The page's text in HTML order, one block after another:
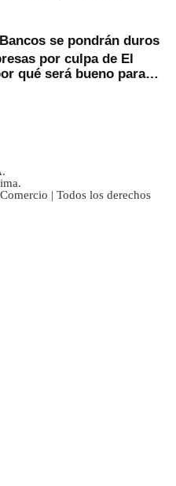
Bancos se pondrán duros
por culpa de El
qué será bueno para
| Todos los derechos